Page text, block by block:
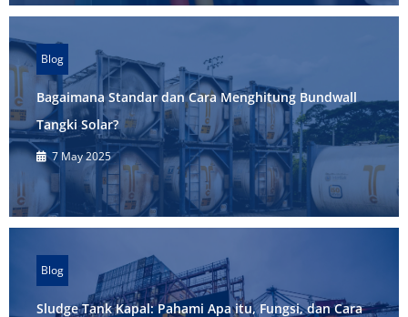
Blog
Bagaimana Standar dan Cara Menghitung Bundwall
Tangki Solar?
7 May 2025
Blog
Sludge Tank Kapal: Pahami Apa itu, Fungsi, dan Cara